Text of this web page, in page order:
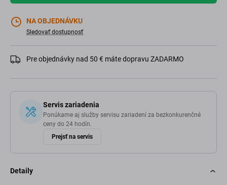
NA OBJEDNÁVKU
Sledovať dostupnosť
Pre objednávky nad 50 € máte dopravu ZADARMO
Servis zariadenia
Ponúkame aj služby servisu zariadení za bezkonkurenčné
ceny do 24 hodín.
Prejsť na servis
Detaily